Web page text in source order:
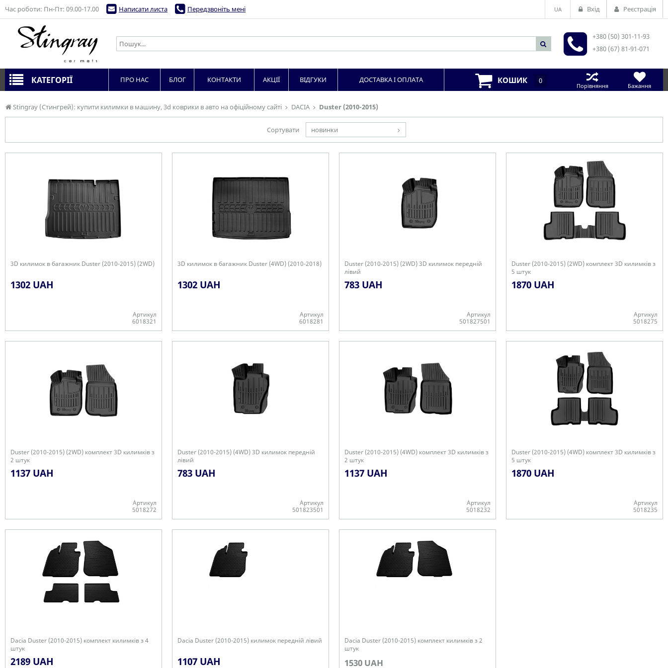
Stingray (Стингрей): купити килимки в машину, 3d коврики в авто на офіційному сайті DACIA Duster (2010-2015)
Сортувати новинки
3D килимок в багажник Duster (2010-2015) (2WD)
1302 UAH
Артикул
6018321
3D килимок в багажник Duster (4WD) (2010-2018)
1302 UAH
Артикул
6018281
Duster (2010-2015) (2WD) 3D килимок передній
лівий
783 UAH
Артикул
501827501
Duster (2010-2015) (2WD) комплект 3D килимків з
5 штук
1870 UAH
Артикул
5018275
Duster (2010-2015) (2WD) комплект 3D килимків з
2 штук
1137 UAH
Артикул
5018272
Duster (2010-2015) (4WD) 3D килимок передній
лівий
783 UAH
Артикул
501823501
Duster (2010-2015) (4WD) комплект 3D килимків з
2 штук
1137 UAH
Артикул
5018232
Duster (2010-2015) (4WD) комплект 3D килимків з
5 штук
1870 UAH
Артикул
5018235
Dacia Duster (2010-2015) комплект килимків з 4
штук
2189 UAH
Dacia Duster (2010-2015) килимок передній лівий
1107 UAH
Dacia Duster (2010-2015) комплект килимків з 2
штук
1530 UAH
Час роботи: Пн-Пт: 09.00-17.00 Написати листа Передзвоніть мені UA Вхід Реєстрація
+380 (50) 301-11-93
+380 (67) 81-91-071
КАТЕГОРІЇ ПРО НАС БЛОГ КОНТАКТИ АКЦІЇ ВІДГУКИ ДОСТАВКА І ОПЛАТА КОШИК 0
Порівняння Бажання